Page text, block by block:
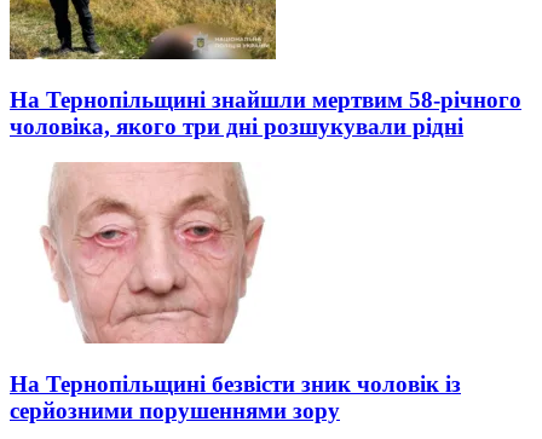
На Тернопільщині знайшли мертвим 58-річного
чоловіка, якого три дні розшукували рідні
На Тернопільщині безвісти зник чоловік із
серйозними порушеннями зору